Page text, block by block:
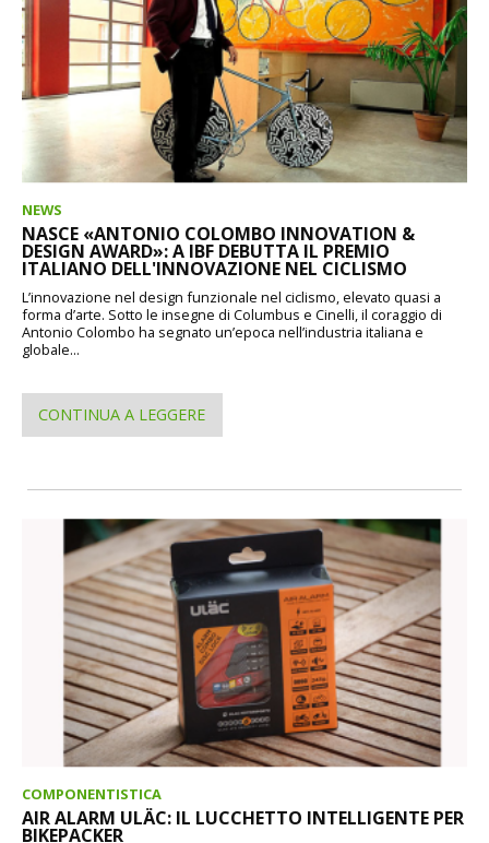
NEWS
NASCE «ANTONIO COLOMBO INNOVATION &
DESIGN AWARD»: A IBF DEBUTTA IL PREMIO
ITALIANO DELL'INNOVAZIONE NEL CICLISMO
L’innovazione nel design funzionale nel ciclismo, elevato quasi a
forma d’arte. Sotto le insegne di Columbus e Cinelli, il coraggio di
Antonio Colombo ha segnato un’epoca nell’industria italiana e
globale...
CONTINUA A LEGGERE
COMPONENTISTICA
AIR ALARM ULÄC: IL LUCCHETTO INTELLIGENTE PER
BIKEPACKER